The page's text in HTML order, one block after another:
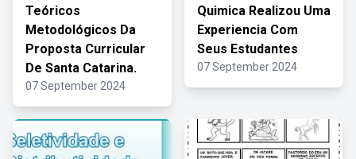
Teóricos
Metodológicos Da
Proposta Curricular
De Santa Catarina.
07 September 2024
Quimica Realizou Uma
Experiencia Com
Seus Estudantes
07 September 2024